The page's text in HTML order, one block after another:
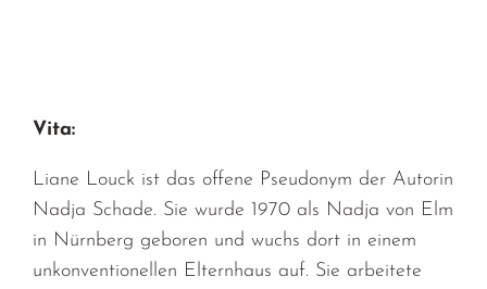
Vita:
Liane Louck ist das offene Pseudonym der Autorin
Nadja Schade. Sie wurde 1970 als Nadja von Elm
in Nürnberg geboren und wuchs dort in einem
unkonventionellen Elternhaus auf. Sie arbeitete